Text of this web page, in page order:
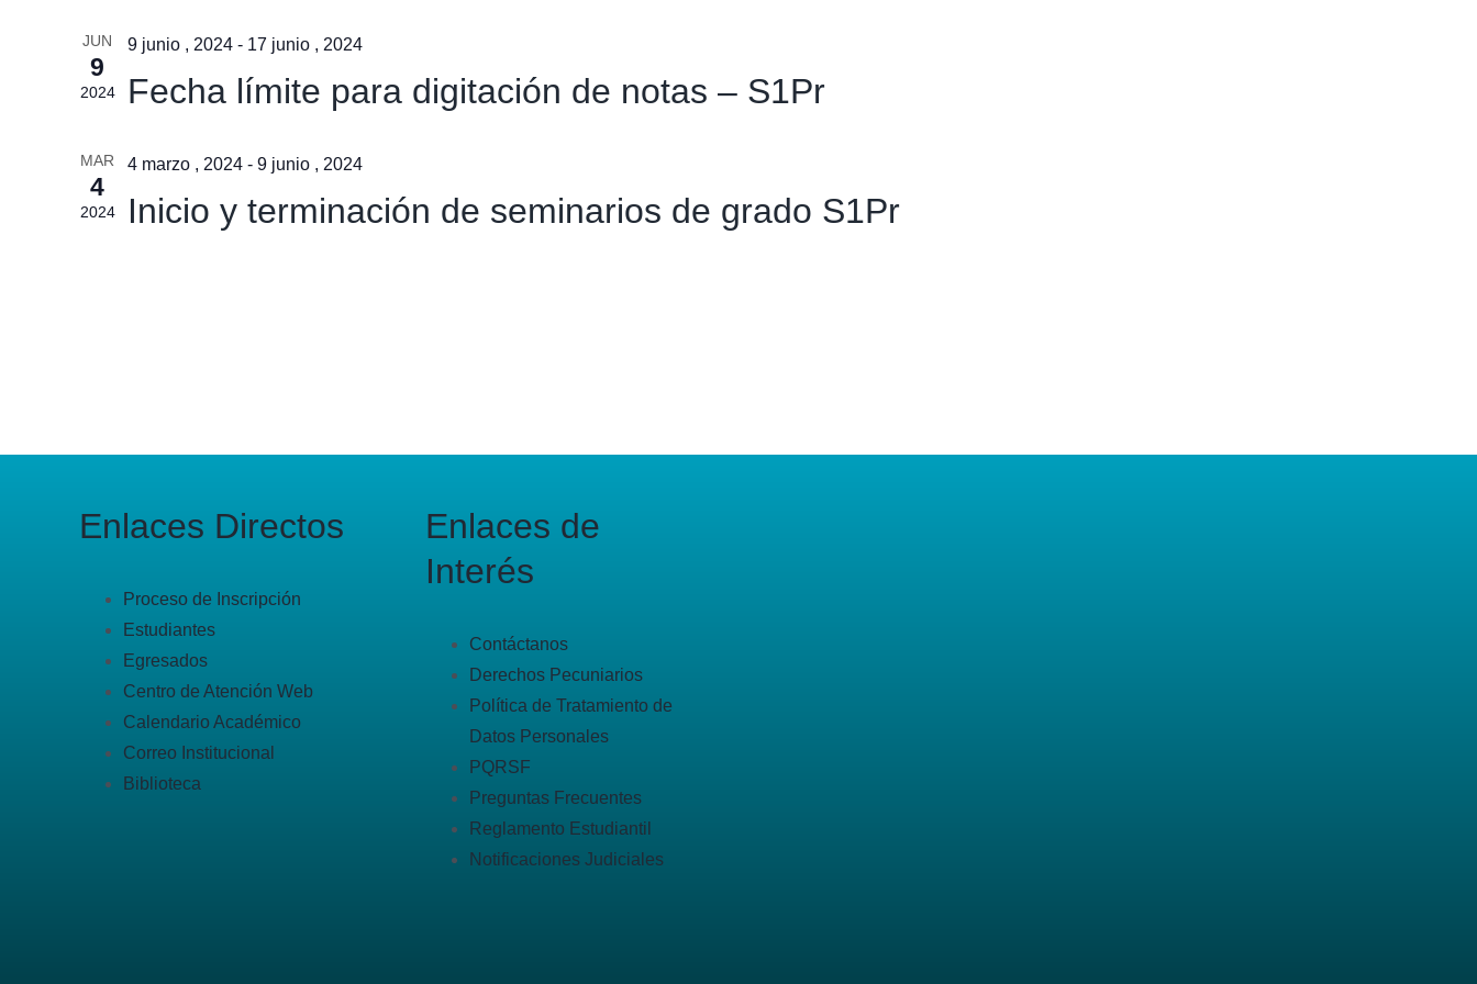
JUN
9
2024
9 junio , 2024- 17 junio , 2024
Fecha límite para digitación de notas – S1Pr
MAR
4
2024
4 marzo , 2024- 9 junio , 2024
Inicio y terminación de seminarios de grado S1Pr
Enlaces Directos
Proceso de Inscripción
Estudiantes
Egresados
Centro de Atención Web
Calendario Académico
Correo Institucional
Biblioteca
Enlaces de
Interés
Contáctanos
Derechos Pecuniarios
Política de Tratamiento de
Datos Personales
PQRSF
Preguntas Frecuentes
Reglamento Estudiantil
Notificaciones Judiciales